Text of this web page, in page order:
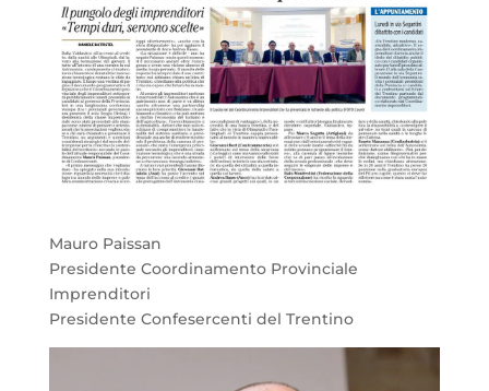
Mauro Paissan
Presidente Coordinamento Provinciale
Imprenditori
Presidente Confesercenti del Trentino